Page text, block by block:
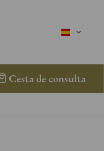
spanisch
Cesta de consulta